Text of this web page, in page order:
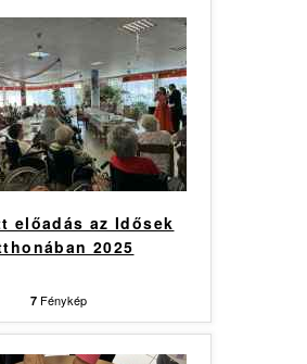
előadás az Idősek
2025
7 Fénykép